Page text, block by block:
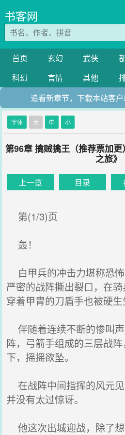
书客网
首页 玄幻 武侠
科幻
言情 其他
追看新章节，下载本站客
字体 大 中 小
第96章 擒贼擒王（推荐票加
之旅》
上一章 目录
第(1/3)页
轰！
白甲兵的冲击力堪称恐
严密的战阵撕出裂口，在
穿着甲胄的刀盾手也被硬生
伴随着连续不断的惨叫
阵，弓箭手组成的三层战
下，摇摇欲坠。
在战阵中间指挥的风元
并没有太过惊讶。
他这次出城迎战，除了